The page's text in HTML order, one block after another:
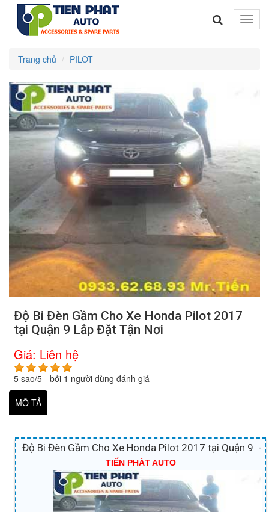
Toggle
Trang chủ PILOT
Độ Bi Đèn Gầm Cho Xe Honda Pilot 2017
tại Quận 9 Lắp Đặt Tận Nơi
Giá: Liên hệ
5 sao/5 - bởi 1 người dùng đánh giá
MÔ TẢ
Độ Bi Đèn Gầm Cho Xe Honda Pilot 2017 tại Quận 9 -
TIẾN PHÁT AUTO